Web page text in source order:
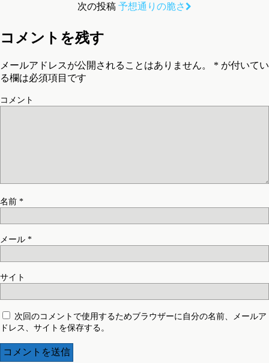
次の投稿 予想通りの脆さ
コメントを残す
メールアドレスが公開されることはありません。 * が付いてい
る欄は必須項目です
コメント
名前 *
メール *
サイト
次回のコメントで使用するためブラウザーに自分の名前、メールア
ドレス、サイトを保存する。